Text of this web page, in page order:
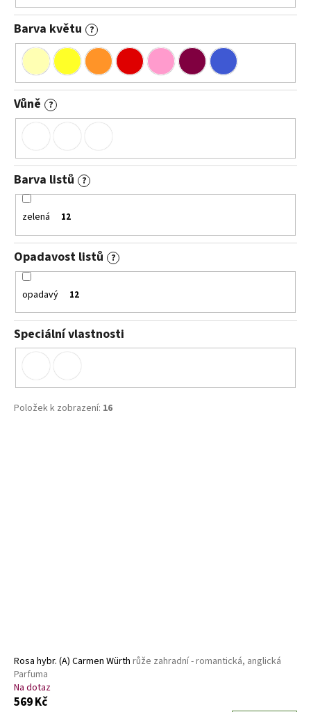
Barva květu ?
Vůně ?
Barva listů ?
zelená 12
Opadavost listů ?
opadavý 12
Speciální vlastnosti
Položek k zobrazení: 16
ů
Rosa hybr. (A) Carmen Würth růže zahradní - romantická, anglická
Parfuma
Na dotaz
569 Kč